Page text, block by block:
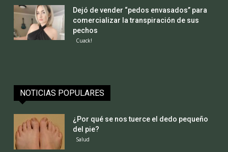
Dejó de vender “pedos envasados” para
comercializar la transpiración de sus
pechos
Cuack!
NOTICIAS POPULARES
¿Por qué se nos tuerce el dedo pequeño
del pie?
Salud